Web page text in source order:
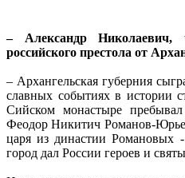
– Александр Николаевич,
российского престола от
– Архангельская губерния
славных событиях в истории
Сийском монастыре
Феодор Никитич Романов-
царя из династии
город дал России героев и